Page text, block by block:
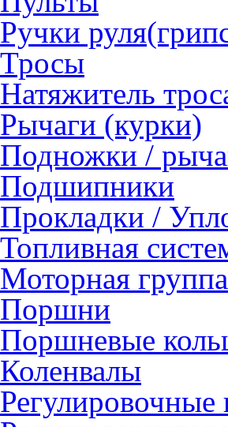
Ручки
Тросы
Натяжитель
Рычаги (курки)
Подножки /
Подшипники
Прокладки /
Топливная
Моторная группа
Поршни
Поршневые
Коленвалы